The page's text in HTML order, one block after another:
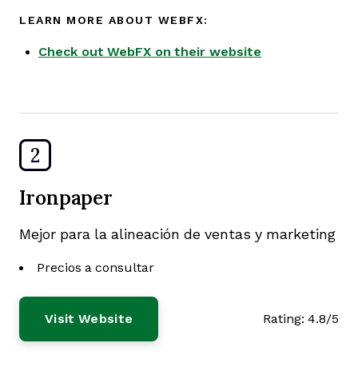
LEARN MORE ABOUT WEBFX:
Check out WebFX on their website
2
Ironpaper
Mejor para la alineación de ventas y marketing
Precios a consultar
Visit Website Rating: 4.8/5